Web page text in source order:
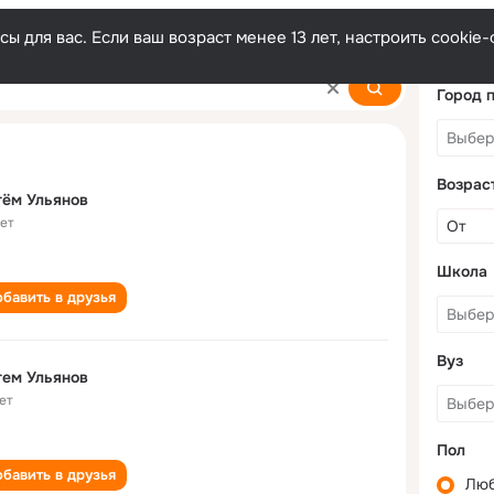
для вас. Если ваш возраст менее 13 лет, настроить
Ульянов
в друзья
Ульянов
в друзья
Город
Школа
Вуз
Пол